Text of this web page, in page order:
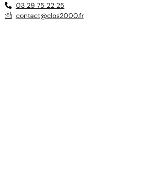
03 29 75 22 25
contact@clos2000.fr